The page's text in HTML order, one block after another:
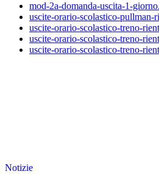
mod-2a-domanda-uscita-1-
uscite-orario-scolastico-pullman-
uscite-orario-scolastico-treno-
uscite-orario-scolastico-treno-
uscite-orario-scolastico-treno-
Notizie